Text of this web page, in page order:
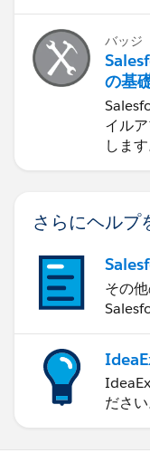
バッジ
の基
イル
します
さらにヘルプ
その
ださい